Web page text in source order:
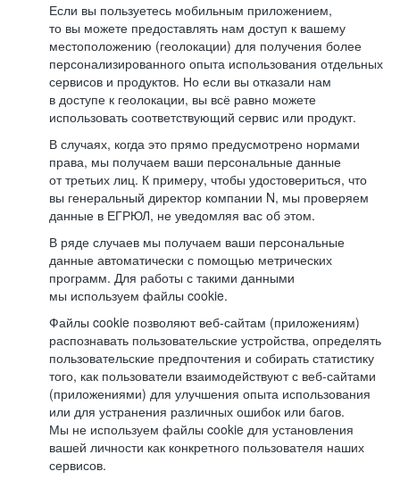
Если вы пользуетесь мобильным приложением,
то вы можете предоставлять нам доступ к вашему
местоположению (геолокации) для получения более
персонализированного опыта использования отдельных
сервисов и продуктов. Но если вы отказали нам
в доступе к геолокации, вы всё равно можете
использовать соответствующий сервис или продукт.
В случаях, когда это прямо предусмотрено нормами
права, мы получаем ваши персональные данные
от третьих лиц. К примеру, чтобы удостовериться, что
вы генеральный директор компании N, мы проверяем
данные в ЕГРЮЛ, не уведомляя вас об этом.
В ряде случаев мы получаем ваши персональные
данные автоматически с помощью метрических
программ. Для работы с такими данными
мы используем файлы cookie.
Файлы cookie позволяют веб-сайтам (приложениям)
распознавать пользовательские устройства, определять
пользовательские предпочтения и собирать статистику
того, как пользователи взаимодействуют с веб-сайтами
(приложениями) для улучшения опыта использования
или для устранения различных ошибок или багов.
Мы не используем файлы cookie для установления
вашей личности как конкретного пользователя наших
сервисов.